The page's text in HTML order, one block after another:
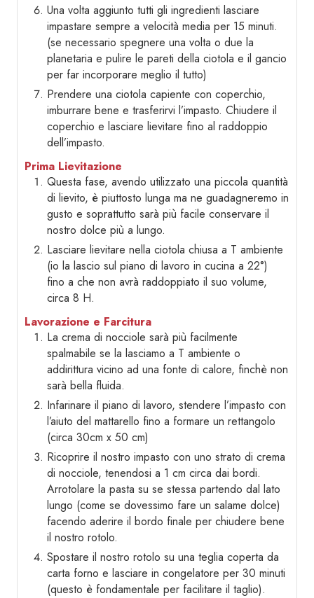
Una volta aggiunto tutti gli ingredienti lasciare
impastare sempre a velocità media per 15 minuti.
(se necessario spegnere una volta o due la
planetaria e pulire le pareti della ciotola e il gancio
per far incorporare meglio il tutto)
Prendere una ciotola capiente con coperchio,
imburrare bene e trasferirvi l’impasto. Chiudere il
coperchio e lasciare lievitare fino al raddoppio
dell’impasto.
Prima Lievitazione
Questa fase, avendo utilizzato una piccola quantità
di lievito, è piuttosto lunga ma ne guadagneremo in
gusto e soprattutto sarà più facile conservare il
nostro dolce più a lungo.
Lasciare lievitare nella ciotola chiusa a T ambiente
(io la lascio sul piano di lavoro in cucina a 22°)
fino a che non avrà raddoppiato il suo volume,
circa 8 H.
Lavorazione e Farcitura
La crema di nocciole sarà più facilmente
spalmabile se la lasciamo a T ambiente o
addirittura vicino ad una fonte di calore, finchè non
sarà bella fluida.
Infarinare il piano di lavoro, stendere l’impasto con
l’aiuto del mattarello fino a formare un rettangolo
(circa 30cm x 50 cm)
Ricoprire il nostro impasto con uno strato di crema
di nocciole, tenendosi a 1 cm circa dai bordi.
Arrotolare la pasta su se stessa partendo dal lato
lungo (come se dovessimo fare un salame dolce)
facendo aderire il bordo finale per chiudere bene
il nostro rotolo.
Spostare il nostro rotolo su una teglia coperta da
carta forno e lasciare in congelatore per 30 minuti
(questo è fondamentale per facilitare il taglio).